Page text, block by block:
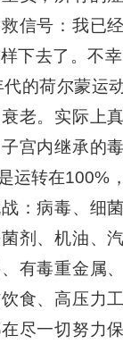
信号：我已
下去了。不
的荷尔蒙运
老。实际上
宫内继承的
运转在100%
：病毒、细
剂、机油、汽
有毒重金属
食、高压力
尽一切努力